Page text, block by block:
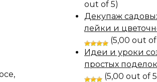
out of 5)
Декупаж
лейки и
(5,00 out of
Идеи и уроки
простых
(5,00 out of